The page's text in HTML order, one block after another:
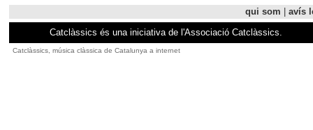
qui som | avís
Catclàssics és una iniciativa de l'Associació Catclàssics.
Catclàssics, música clàssica de Catalunya a internet